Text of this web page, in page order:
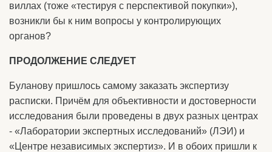
виллах (тоже «тестируя с перспективой покупки»),
возникли бы к ним вопросы у контролирующих
органов?
ПРОДОЛЖЕНИЕ СЛЕДУЕТ
Буланову пришлось самому заказать экспертизу
расписки. Причём для объективности и достоверности
исследования были проведены в двух разных центрах
- «Лаборатории экспертных исследований» (ЛЭИ) и
«Центре независимых экспертиз». И в обоих пришли к